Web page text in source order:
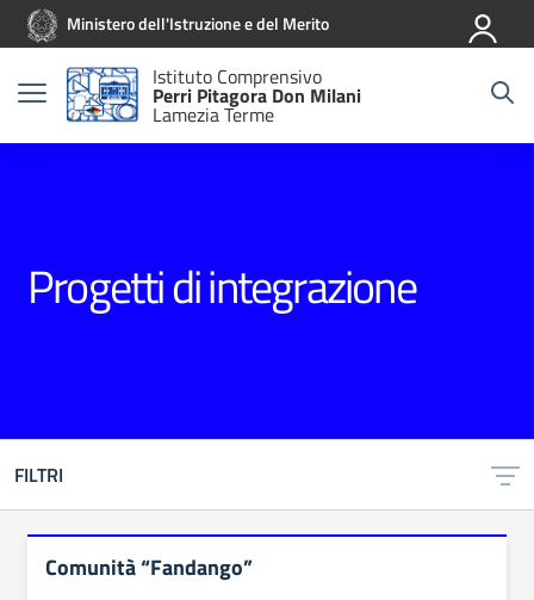
Vai ai contenuti
Vai al menu di navigazione
Vai al footerMinistero dell'Istruzione e del Merito
Istituto Comprensivo
Perri Pitagora Don Milani
Lamezia Terme
Progetti di integrazione
FILTRI
Comunità “Fandango”